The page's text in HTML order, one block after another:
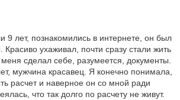
лет, познакомились в интернете, он был
ухаживал, почти сразу стали жить
сделал себе, разумеется, документы.
мужчина красавец. Я конечно понимала,
расчет и наверное он со мной ради
что так долго по расчету не живут.